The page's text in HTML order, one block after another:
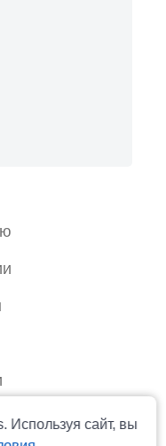
Бронь Нет в
Используя сайт, вы